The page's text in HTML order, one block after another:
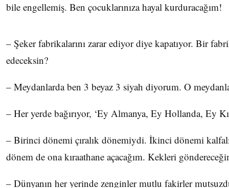
bile engellemiş. Ben çocuklarınıza hayal kurduracağım!
– Şeker fabrikalarını zarar ediyor diye kapatıyor. Bir
edeceksin?
– Meydanlarda ben 3 beyaz 3 siyah diyorum. O
– Her yerde bağırıyor, ‘Ey Almanya, Ey Hollanda, Ey
– Birinci dönemi çıralık dönemiydi. İkinci dönemi
dönem de ona kıraathane açacağım. Kekleri
– Dünyanın her yerinde zenginler mutlu fakirler